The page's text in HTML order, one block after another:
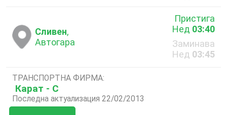
Сливен,
Автогара
Пристига
Нед 03:40
Заминава
Нед 03:45
ТРАНСПОРТНА ФИРМА:
Карат - С
Последна актуализация 22/02/2013